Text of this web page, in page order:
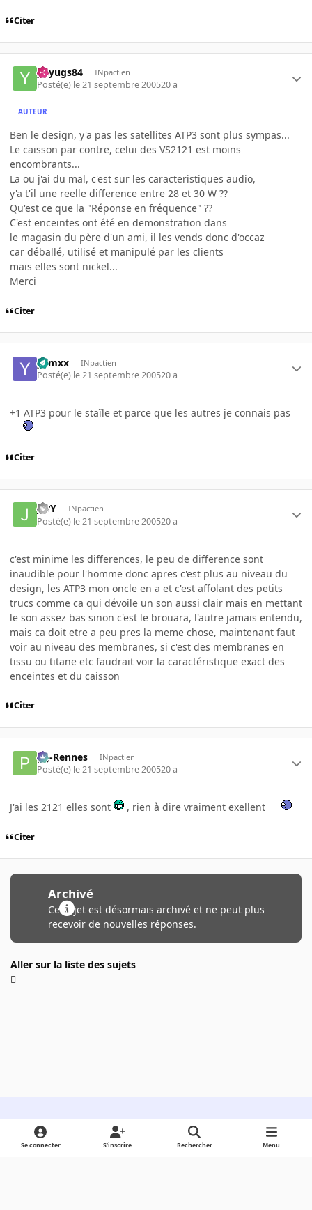
Citer
yuyugs84 INpactien
Posté(e) le 21 septembre 200520 a
AUTEUR
Ben le design, y'a pas les satellites ATP3 sont plus sympas...
Le caisson par contre, celui des VS2121 est moins
encombrants...
La ou j'ai du mal, c'est sur les caracteristiques audio,
y'a t'il une reelle difference entre 28 et 30 W ??
Qu'est ce que la "Réponse en fréquence" ??
C'est enceintes ont été en demonstration dans
le magasin du père d'un ami, il les vends donc d'occaz
car déballé, utilisé et manipulé par les clients
mais elles sont nickel...
Merci
Citer
yamxx INpactien
Posté(e) le 21 septembre 200520 a
+1 ATP3 pour le staïle et parce que les autres je connais pas
Citer
JerY INpactien
Posté(e) le 21 septembre 200520 a
c'est minime les differences, le peu de difference sont
inaudible pour l'homme donc apres c'est plus au niveau du
design, les ATP3 mon oncle en a et c'est affolant des petits
trucs comme ca qui dévoile un son aussi clair mais en mettant
le son assez bas sinon c'est le brouara, l'autre jamais entendu,
mais ca doit etre a peu pres la meme chose, maintenant faut
voir au niveau des membranes, si c'est des membranes en
tissu ou titane etc faudrait voir la caractéristique exact des
enceintes et du caisson
Citer
pg-Rennes INpactien
Posté(e) le 21 septembre 200520 a
J'ai les 2121 elles sont , rien à dire vraiment exellent
Citer
Archivé
Ce sujet est désormais archivé et ne peut plus
recevoir de nouvelles réponses.
Aller sur la liste des sujets
Light ModeDark ModeSystem Preference
Se connecter S’inscrire Rechercher Menu